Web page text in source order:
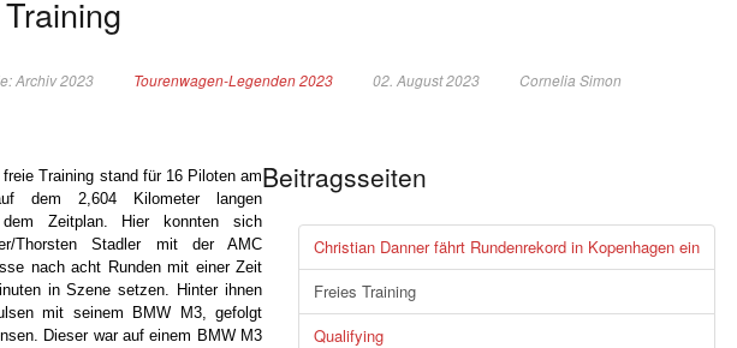
Archiv 2023 Tourenwagen-Legenden 2023 02. August 2023
Cornelia Simon
Beitragsseiten
Christian Danner fährt Rundenrekord in Kopenhagen ein
Freies Training
Qualifying
Training stand für 16 Piloten am
dem 2,604 Kilometer langen
Zeitplan. Hier konnten sich
Thorsten Stadler mit der AMC
nach acht Runden mit einer Zeit
in Szene setzen. Hinter ihnen
mit seinem BMW M3, gefolgt
Dieser war auf einem BMW M3